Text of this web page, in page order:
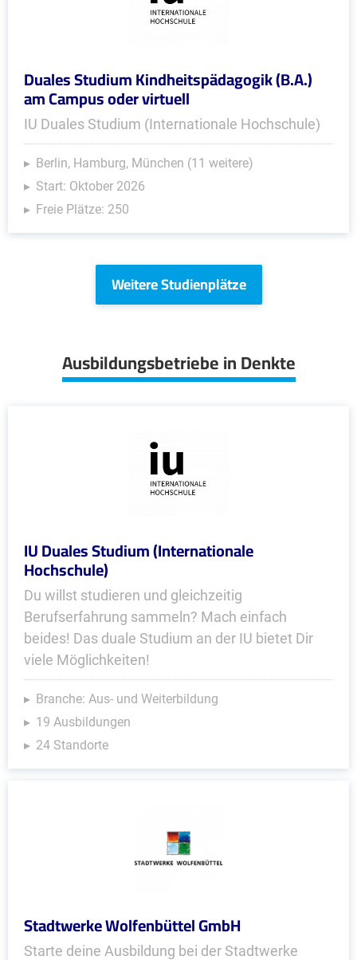
Duales Studium Kindheitspädagogik (B.A.)
am Campus oder virtuell
IU Duales Studium (Internationale Hochschule)
Berlin, Hamburg, München (11 weitere)
Start: Oktober 2026
Freie Plätze: 250
Weitere Studienplätze
Ausbildungsbetriebe in Denkte
IU Duales Studium (Internationale
Hochschule)
Du willst studieren und gleichzeitig
Berufserfahrung sammeln? Mach einfach
beides! Das duale Studium an der IU bietet Dir
viele Möglichkeiten!
Branche: Aus- und Weiterbildung
19 Ausbildungen
24 Standorte
Stadtwerke Wolfenbüttel GmbH
Starte deine Ausbildung bei der Stadtwerke